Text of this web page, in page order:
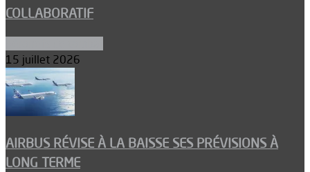
COLLABORATIF
15 juillet 2026
AIRBUS RÉVISE À LA BAISSE SES PRÉVISIONS À
LONG TERME